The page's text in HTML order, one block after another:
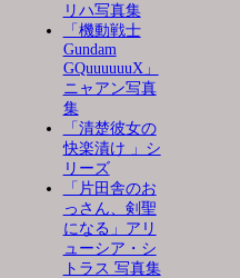
リハ写真集
「機動戦士
Gundam
GQuuuuuuX」
ニャアン写真
集
「清楚彼女の
快楽漬け 」シ
リーズ
「片田舎のお
っさん、剣聖
になる」アリ
ューシア・シ
トラス 写真集